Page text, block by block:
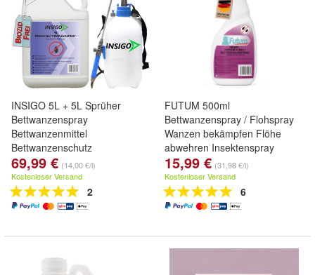
INSIGO 5L + 5L Sprüher
Bettwanzenspray
Bettwanzenmittel
Bettwanzenschutz
Wanzenabwehr
69,99 € (14,00 €/l)
Kostenloser Versand
2
FUTUM 500ml
Bettwanzenspray / Flohspray
Wanzen bekämpfen Flöhe
abwehren Insektenspray
15,99 € (31,98 €/l)
Kostenloser Versand
6